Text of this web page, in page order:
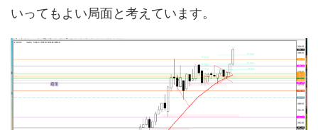
いってもよい局面と考えています。